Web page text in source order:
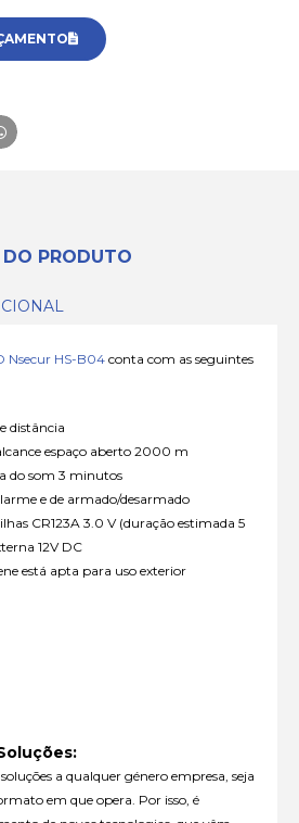
DO PRODUTO
Nsecur HS-B04 conta com as seguintes
distância
espaço aberto 2000 m
do som 3 minutos
e de armado/desarmado
CR123A 3.0 V (duração estimada 5
12V DC
está apta para uso exterior
a qualquer género empresa, seja
em que opera. Por isso, é